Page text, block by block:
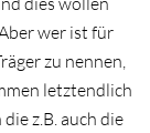
wer ist für
zu nennen,
letztendlich
z.B. auch die